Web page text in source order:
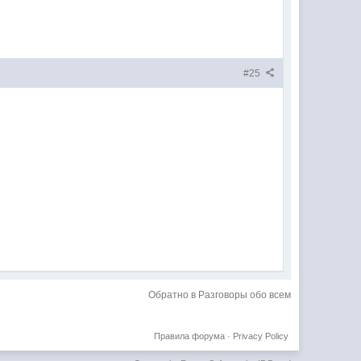
#25
Обратно в Разговоры обо всем
Privacy Policy
Правила форума·